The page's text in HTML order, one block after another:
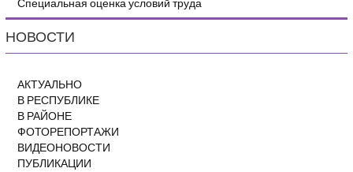
Специальная оценка условий труда
НОВОСТИ
АКТУАЛЬНО
В РЕСПУБЛИКЕ
В РАЙОНЕ
ФОТОРЕПОРТАЖИ
ВИДЕОНОВОСТИ
ПУБЛИКАЦИИ